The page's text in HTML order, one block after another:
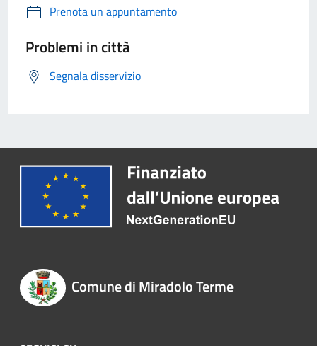
Prenota un appuntamento
Problemi in città
Segnala disservizio
Comune di Miradolo Terme